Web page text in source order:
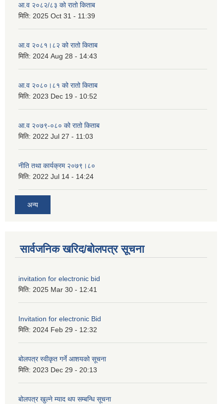
आ.व २०८२/८३ को रातो किताब
मिति: 2025 Oct 31 - 11:39
आ.व २०८१।८२ को रातो किताब
मिति: 2024 Aug 28 - 14:43
आ.व २०८०।८१ को रातो किताब
मिति: 2023 Dec 19 - 10:52
आ.व २०७९-०८० को रातो किताब
मिति: 2022 Jul 27 - 11:03
नीति तथा कार्यक्रम २०७९।८०
मिति: 2022 Jul 14 - 14:24
अन्य
सार्वजनिक खरिद/बोलपत्र सूचना
invitation for electronic bid
मिति: 2025 Mar 30 - 12:41
Invitation for electronic Bid
मिति: 2024 Feb 29 - 12:32
बोलपत्र स्वीकृत गर्ने आशयको सूचना
मिति: 2023 Dec 29 - 20:13
बोलपत्र खुल्ने म्याद थप सम्बन्धि सूचना